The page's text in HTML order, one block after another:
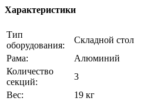
Характеристики
Тип
оборудования:
Складной стол
Рама:
Алюминий
Количество
секций:
3
Вес:
19 кг